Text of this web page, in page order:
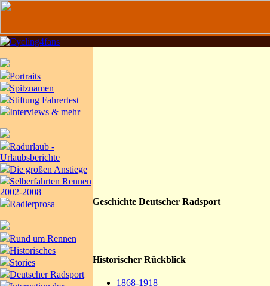
Portraits
Spitznamen
Stiftung Fahrertest
Interviews & mehr
Radurlaub -
Urlaubsberichte
Die großen Anstiege
Selberfahrten Rennen
2002-2008
Radlerprosa
Rund um Rennen
Historisches
Stories
Deutscher Radsport
Geschichte Deutscher Radsport
Historischer Rückblick
1868-1918